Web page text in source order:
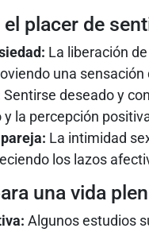
placer de
La liberación
una sensación
Sentirse deseado y
la percepción
La intimidad
los lazos
una vida
Algunos estudios